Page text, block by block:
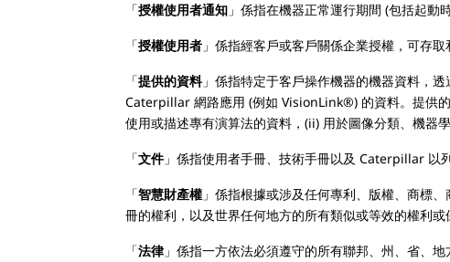
「授權使用者通知 」係指在機器正常運行期間 (包括起動
「授權使用者 」係指經客戶或客戶關係企業授權，可存取
「提供的資料」係指特定于客戶操作機器的機器資料，
Caterpillar 網路應用 (例如 VisionLink®) 的資料。提供
使用或描述專有演算法的資料，(ii) 用於圖像分類、機器
「文件」係指使用者手冊、技術手冊以及 Caterpillar 以
「智慧財產權 」係指根據或涉及任何專利、版權、商標
冊的權利，以及世界任何地方的所有類似或等效的權利或
「法律」係指一方依法必須遵守的所有聯邦、州、省、地